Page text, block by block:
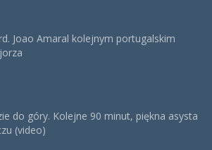
Joao Amaral kolejnym portugalskim
do góry. Kolejne 90 minut, piękna asysta
(video)